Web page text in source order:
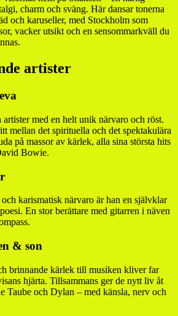
charm och sväng. Här dansar tonerna
och karuseller, med Stockholm som
vacker utsikt och en sensommarkväll du
artister
artister med en helt unik närvaro och röst.
mellan det spirituella och det spektakulära
på massor av kärlek, alla sina största hits
Bowie.
karismatisk närvaro är han en självklar
En stor berättare med gitarren i näven
& son
brinnande kärlek till musiken kliver far
hjärta. Tillsammans ger de nytt liv åt
Taube och Dylan – med känsla, nerv och